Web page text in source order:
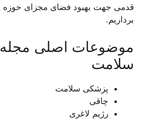
قدمی جهت بهبود فضای مجزای
برداریم.
موضوعات اصلی
سلامت
پزشکی سلامت
چاقی
رژیم لاغری